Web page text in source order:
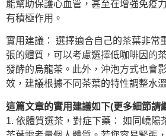
能幫助保護心血管，甚至在增強免疫
有積極作用。
實用建議： 選擇適合自己的茶葉非常
張的體質，可以考慮選擇低咖啡因的
發酵的烏龍茶。此外，沖泡方式也會
效，建議根據不同茶葉的特性調整水
這篇文章的實用建議如下(更多細節請
1. 依體質選茶，對症下藥： 如同嶢陽